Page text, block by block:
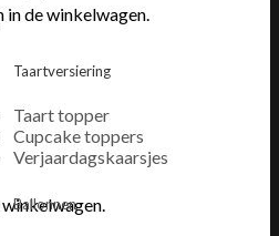
in de winkelwagen.
Taartversiering
Taart topper
Cupcake toppers
Verjaardagskaarsjes
Ballonnen